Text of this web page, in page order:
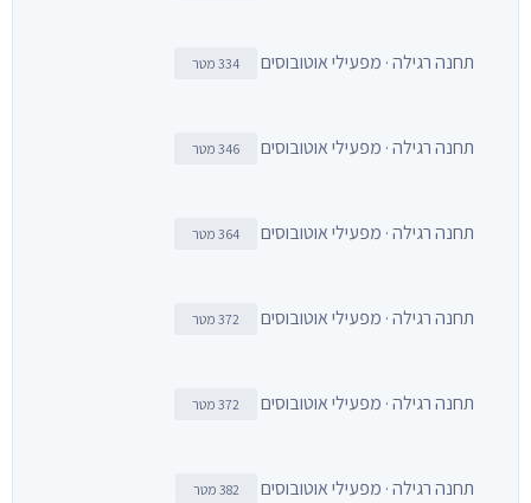
תחנה רגילה · מפעילי אוטובוסים 334 מטר
תחנה רגילה · מפעילי אוטובוסים 346 מטר
תחנה רגילה · מפעילי אוטובוסים 364 מטר
תחנה רגילה · מפעילי אוטובוסים 372 מטר
תחנה רגילה · מפעילי אוטובוסים 372 מטר
תחנה רגילה · מפעילי אוטובוסים 382 מטר